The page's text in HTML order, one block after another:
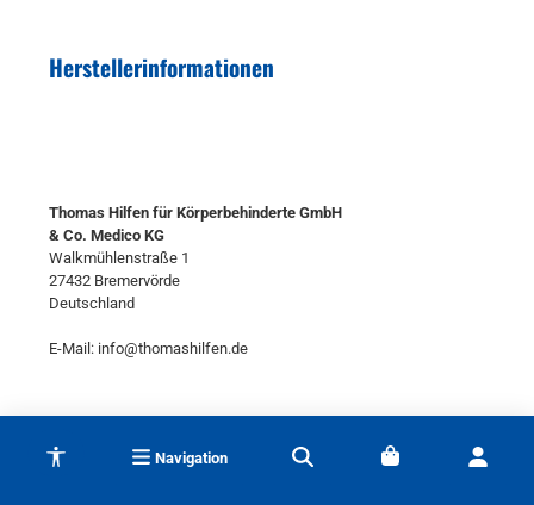
Navigation
Herstellerinformationen
Thomas Hilfen für Körperbehinderte GmbH
& Co. Medico KG
Walkmühlenstraße 1
27432 Bremervörde
Deutschland
E-Mail: info@thomashilfen.de
NEWSLETTER